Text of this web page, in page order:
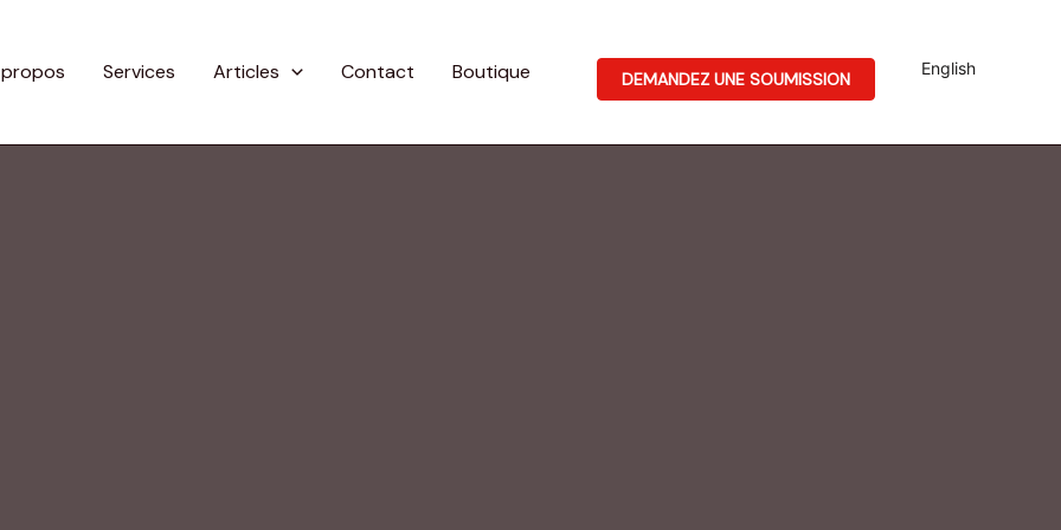
Services Articles Contact Boutique DEMANDEZ UNE SOUMISSION
English